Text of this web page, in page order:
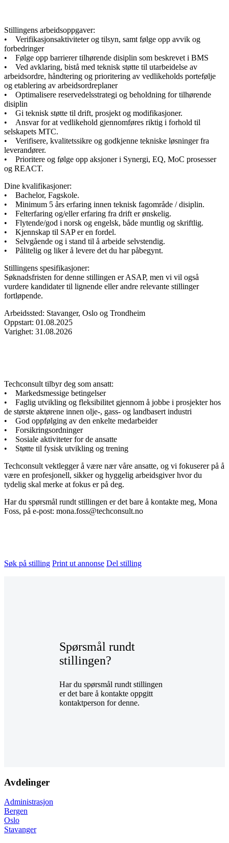
Stillingens arbeidsoppgaver:
• Verifikasjonsaktiviteter og tilsyn, samt følge opp avvik og
forbedringer
• Følge opp barrierer tilhørende disiplin som beskrevet i BMS
• Ved avklaring, bistå med teknisk støtte til utarbeidelse av
arbeidsordre, håndtering og prioritering av vedlikeholds portefølje
og etablering av arbeidsordreplaner
• Optimalisere reservedelsstrategi og beholdning for tilhørende
disiplin
• Gi teknisk støtte til drift, prosjekt og modifikasjoner.
• Ansvar for at vedlikehold gjennomføres riktig i forhold til
selskapets MTC.
• Verifisere, kvalitetssikre og godkjenne tekniske løsninger fra
leverandører.
• Prioritere og følge opp aksjoner i Synergi, EQ, MoC prosesser
og REACT.
Dine kvalifikasjoner:
• Bachelor, Fagskole.
• Minimum 5 års erfaring innen teknisk fagområde / disiplin.
• Felterfaring og/eller erfaring fra drift er ønskelig.
• Flytende/god i norsk og engelsk, både muntlig og skriftlig.
• Kjennskap til SAP er en fordel.
• Selvgående og i stand til å arbeide selvstendig.
• Pålitelig og liker å levere det du har påbegynt.
Stillingens spesifikasjoner:
Søknadsfristen for denne stillingen er ASAP, men vi vil også
vurdere kandidater til lignende eller andre relevante stillinger
fortløpende.
Arbeidssted: Stavanger, Oslo og Trondheim
Oppstart: 01.08.2025
Varighet: 31.08.2026
Techconsult tilbyr deg som ansatt:
• Markedsmessige betingelser
• Faglig utvikling og fleksibilitet gjennom å jobbe i prosjekter hos
de største aktørene innen olje-, gass- og landbasert industri
• God oppfølging av den enkelte medarbeider
• Forsikringsordninger
• Sosiale aktiviteter for de ansatte
• Støtte til fysisk utvikling og trening
Techconsult vektlegger å være nær våre ansatte, og vi fokuserer på å
være en profesjonell, sikker og hyggelig arbeidsgiver hvor du
tydelig skal merke at fokus er på deg.
Har du spørsmål rundt stillingen er det bare å kontakte meg, Mona
Foss, på e-post: mona.foss@techconsult.no
Søk på stilling Print ut annonse Del stilling
Spørsmål rundt
stillingen?
Har du spørsmål rundt stillingen
er det bare å kontakte oppgitt
kontaktperson for denne.
Avdelinger
Administrasjon
Bergen
Oslo
Stavanger